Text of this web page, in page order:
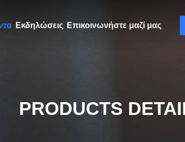
Εκδηλώσεις Επικοινωνήστε μαζί μας
PRODUCTS